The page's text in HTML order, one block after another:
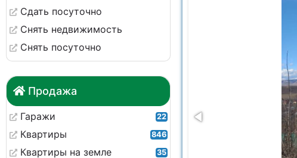
Сдать посуточно
Снять недвижимость
Снять посуточно
Продажа
Гаражи 22
Квартиры 846
Квартиры на земле 35